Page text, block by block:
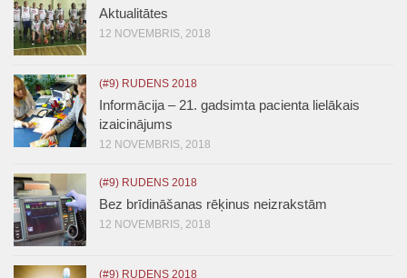
Aktualitātes
12 NOVEMBRIS, 2018
(#9) RUDENS 2018
Informācija – 21. gadsimta pacienta lielākais
izaicinājums
12 NOVEMBRIS, 2018
(#9) RUDENS 2018
Bez brīdināšanas rēķinus neizrakstām
12 NOVEMBRIS, 2018
(#9) RUDENS 2018